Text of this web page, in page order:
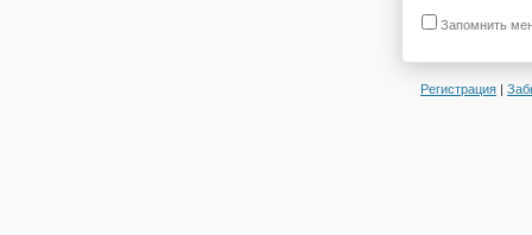
Запомнить
Регистрация |